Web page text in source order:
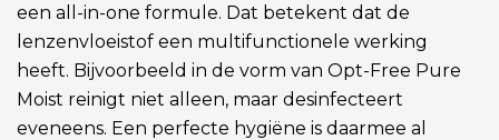
een all-in-one formule. Dat betekent dat de
lenzenvloeistof een multifunctionele werking
heeft. Bijvoorbeeld in de vorm van Opt-Free Pure
Moist reinigt niet alleen, maar desinfecteert
eveneens. Een perfecte hygiëne is daarmee al